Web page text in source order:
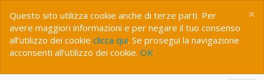
×
Questo sito utilizza cookie anche di terze parti. Per
avere maggiori informazioni e per negare il tuo consenso
all’utilizzo dei cookie clicca qui. Se prosegui la navigazione
acconsenti all’utilizzo dei cookie. OK